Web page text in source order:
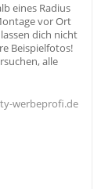
eines Radius
vor Ort
dich nicht
Beispielfotos!
alle
werbeprofi.de